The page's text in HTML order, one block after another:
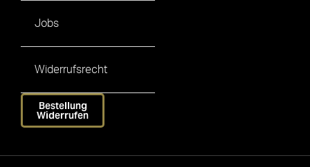
Jobs
Widerrufsrecht
Bestellung
Widerrufen